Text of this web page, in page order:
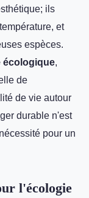
ils
et
espèces.
écologique,
de
de vie autour
durable n'est
pour un
l'écologie